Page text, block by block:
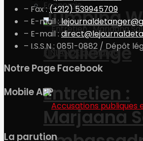
Economie
Entretien :
Marjaana
Jumping
Challenge
– Fax :(+212) 539945709
– E-mail :
– E-mail :
– I.S.S.N : 0851-0882 / Dépôt
Notre Page Facebook
Mobile APP
La parution